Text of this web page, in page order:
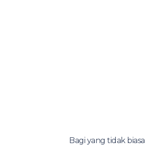
Bagi yang tidak